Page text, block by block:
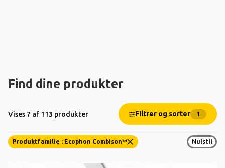
Find dine produkter
Vises 7 af 113 produkter Filtrer og sorter 1
Produktfamilie : Ecophon Combison™ Nulstil